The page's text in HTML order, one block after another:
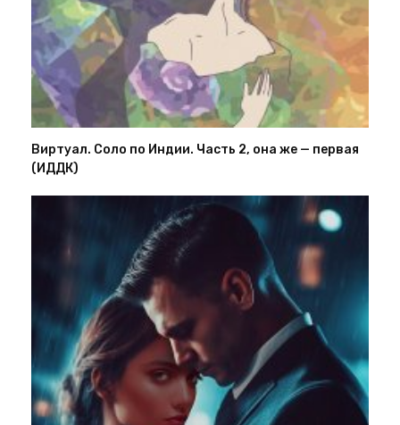
Виртуал. Соло по Индии. Часть 2, она же — первая
(ИДДК)